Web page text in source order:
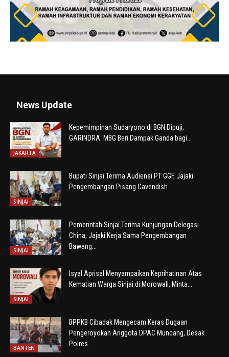
News Update
JAKARTA
Kepemimpinan Sudaryono di BGN Dipuji,
GARINDRA: MBG Beri Dampak Ganda bagi...
SINJAI
Bupati Sinjai Terima Audiensi PT GGF, Jajaki
Pengembangan Pisang Cavendish
SINJAI
Pemerintah Sinjai Terima Kunjungan Delegasi
China, Jajaki Kerja Sama Pengembangan
Bawang...
SINJAI
Isyal Aprisal Menyampaikan Keprihatinan Atas
Kematian Warga Sinjai di Morowali, Minta...
BANTEN
BPPKB Cibadak Mengecam Keras Dugaan
Pengeroyokan Anggota DPAC Muncang, Desak
Polres...